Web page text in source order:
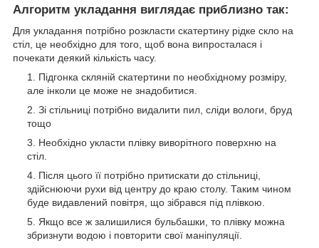
Алгоритм укладання виглядає приблизно так:
Для укладання потрібно розкласти скатертину рідке скло на
стіл, це необхідно для того, щоб вона випросталася і
почекати деякий кількість часу.
Підгонка скляній скатертини по необхідному розміру,
але інколи це може не знадобитися.
Зі стільниці потрібно видалити пил, сліди вологи, бруд
тощо
Необхідно укласти плівку виворітного поверхню на
стіл.
Після цього її потрібно притискати до стільниці,
здійснюючи рухи від центру до краю столу. Таким чином
буде видавлений повітря, що зібрався під плівкою.
Якщо все ж залишилися бульбашки, то плівку можна
збризнути водою і повторити свої маніпуляції.